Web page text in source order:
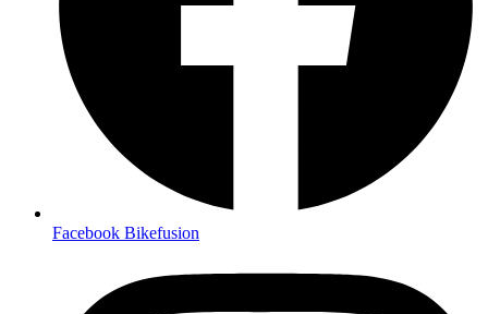
Facebook Bikefusion